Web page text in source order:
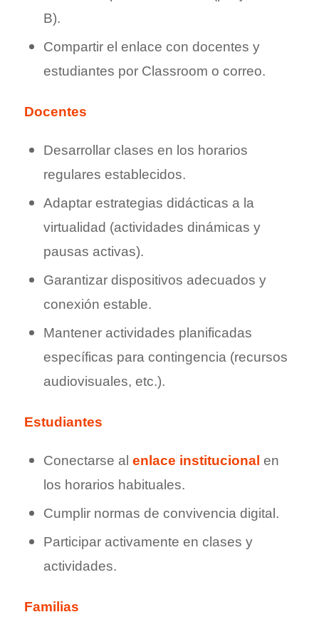
B).
Compartir el enlace con docentes y
estudiantes por Classroom o correo.
Docentes
Desarrollar clases en los horarios
regulares establecidos.
Adaptar estrategias didácticas a la
virtualidad (actividades dinámicas y
pausas activas).
Garantizar dispositivos adecuados y
conexión estable.
Mantener actividades planificadas
específicas para contingencia (recursos
audiovisuales, etc.).
Estudiantes
Conectarse al enlace institucional en
los horarios habituales.
Cumplir normas de convivencia digital.
Participar activamente en clases y
actividades.
Familias